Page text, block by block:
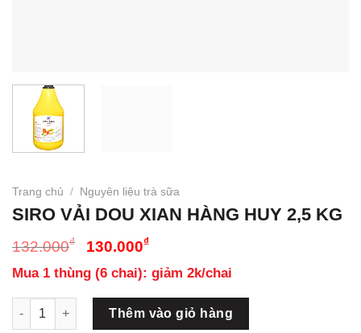
Trang chủ / Nguyên liệu trà sữa
SIRO VẢI DOU XIAN HÀNG HUY 2,5 KG
132.000₫
Giá
gốc
là:
132.000₫.
130.000₫Giá
hiện
tại
là:
130.000₫.
Mua 1 thùng (6 chai): giảm 2k/chai
SIRO VẢI DOU XIAN HÀNG HUY 2,5 KG số lượng
Thêm vào giỏ hàng